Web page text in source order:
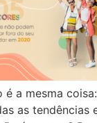
a mesma
as tendências